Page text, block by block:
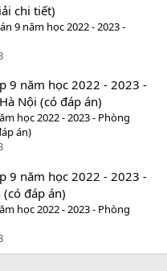
chi tiết)
9 năm học 2022 - 2023 -
9 năm học 2022 - 2023 -
Nội (có đáp án)
học 2022 - 2023 - Phòng
án)
9 năm học 2022 - 2023 -
đáp án)
học 2022 - 2023 - Phòng